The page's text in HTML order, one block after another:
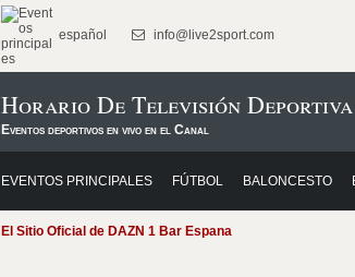
español info@live2sport.com
Horario De Televisión Deportiva
Eventos deportivos en vivo en el Canal
EVENTOS PRINCIPALES FÚTBOL BALONCESTO
El Sitio Oficial de DAZN 1 Bar Espana